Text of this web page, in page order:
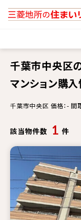
千葉市中央区
マンション購
千葉市中央区 価格：- 間取り：- 築年：- 専有面積：- 徒歩分：- 更新情報：-
該当物件数 1 件